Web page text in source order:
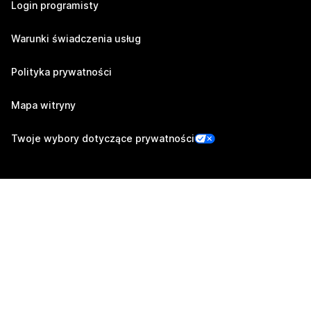
Login programisty
Warunki świadczenia usług
Polityka prywatności
Mapa witryny
Twoje wybory dotyczące prywatności